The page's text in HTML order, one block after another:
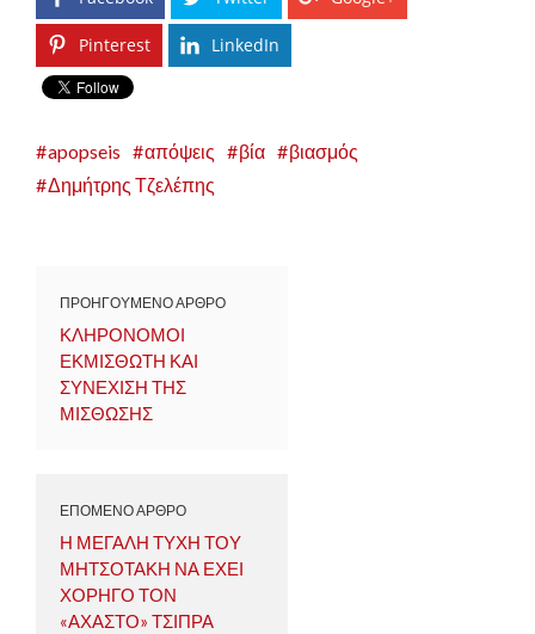
Pinterest LinkedIn
apopseis απόψεις βία
βιασμός
Δημήτρης Τζελέπης
ΠΡΟΗΓΟΥΜΕΝΟ ΑΡΘΡΟ
ΚΛΗΡΟΝΟΜΟΙ
ΕΚΜΙΣΘΩΤΗ ΚΑΙ
ΣΥΝΕΧΙΣΗ ΤΗΣ
ΜΙΣΘΩΣΗΣ
ΕΠΟΜΕΝΟ ΑΡΘΡΟ
Η ΜΕΓΑΛΗ ΤΥΧΗ ΤΟΥ
ΜΗΤΣΟΤΑΚΗ ΝΑ ΕΧΕΙ
ΧΟΡΗΓΟ ΤΟΝ
«ΑΧΑΣΤΟ» ΤΣΙΠΡΑ